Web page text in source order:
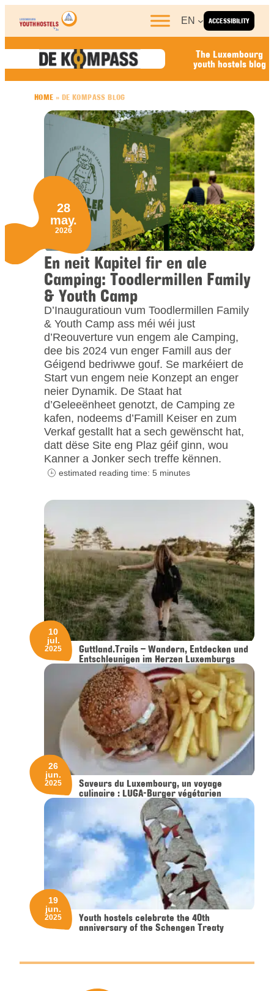
Skip to content
ACCESSIBILITY
EN
The Luxembourg
youth hostels blog
HOME » DE KOMPASS BLOG
En neit Kapitel fir en ale
Camping: Toodlermillen Family
& Youth Camp
D’Inauguratioun vum Toodlermillen Family
& Youth Camp ass méi wéi just
d’Reouverture vun engem ale Camping,
dee bis 2024 vun enger Famill aus der
Géigend bedriwwe gouf. Se markéiert de
Start vun engem neie Konzept an enger
neier Dynamik. De Staat hat
d’Geleeënheet genotzt, de Camping ze
kafen, nodeems d’Famill Keiser en zum
Verkaf gestallt hat a sech gewënscht hat,
datt dëse Site eng Plaz géif ginn, wou
Kanner a Jonker sech treffe kënnen.
28
may.
2026
estimated reading time: 5 minutes
Guttland.Trails – Wandern, Entdecken und
Entschleunigen im Herzen Luxemburgs
10
jul.
2025
Saveurs du Luxembourg, un voyage
culinaire : LUGA-Burger végétarien
26
jun.
2025
Youth hostels celebrate the 40th
anniversary of the Schengen Treaty
19
jun.
2025